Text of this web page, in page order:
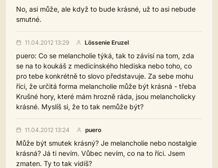
No, asi může, ale když to bude krásné, už to asi nebude
smutné.
11.04.2012 13:29 Lössenie Eruzel
puero: Co se melancholie týká, tak to závisí na tom, zda
se na to koukáš z medicínského hlediska nebo toho, co
pro tebe konkrétně to slovo představuje. Za sebe mohu
říci, že určitá forma melancholie může být krásná - třeba
Krušné hory, které mám hrozně ráda, jsou melancholicky
krásné. Myslíš si, že to tak nemůže být?
11.04.2012 13:24 puero
Může být smutek krásný? Je melancholie nebo nostalgie
krásná? Já ti nevím. Vůbec nevím, co na to říci. Jsem
zmaten. Ty to tak vidíš?